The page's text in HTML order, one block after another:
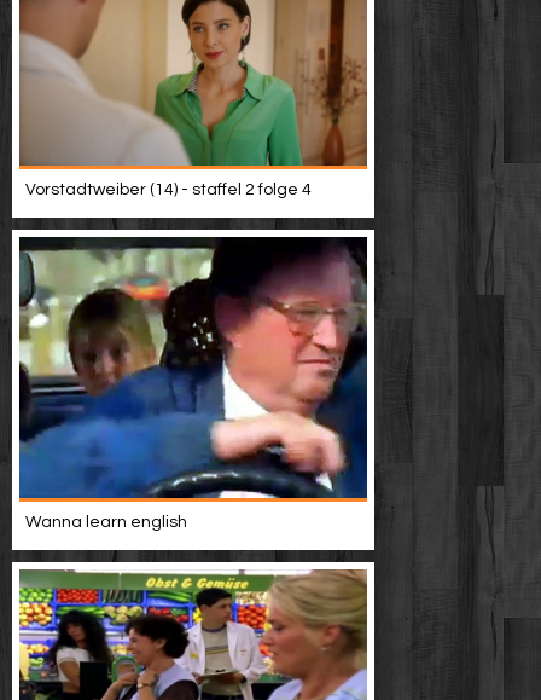
Vorstadtweiber (14) - staffel 2 folge 4
Wanna learn english